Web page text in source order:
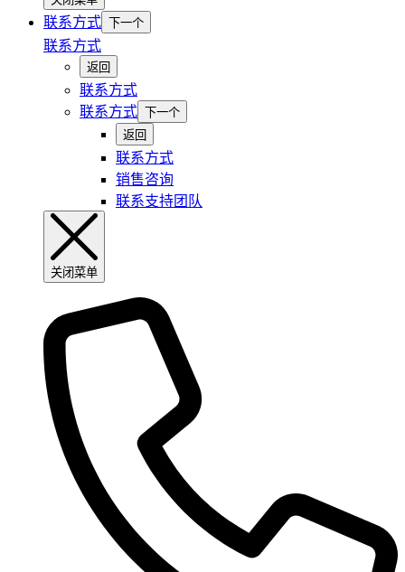
联系方式 下一个
联系方式
返回
联系方式
联系方式
下一个
返回
联系方式
销售咨询
联系支持团队
关闭菜单